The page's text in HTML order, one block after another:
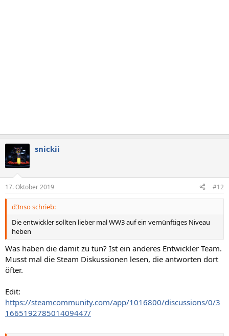
snickii
17. Oktober 2019 #12
d3nso schrieb:
Die entwickler sollten lieber mal WW3 auf ein vernünftiges Niveau
heben
Was haben die damit zu tun? Ist ein anderes Entwickler Team.
Musst mal die Steam Diskussionen lesen, die antworten dort
öfter.
Edit:
https://steamcommunity.com/app/1016800/discussions/0/3
166519278501409447/